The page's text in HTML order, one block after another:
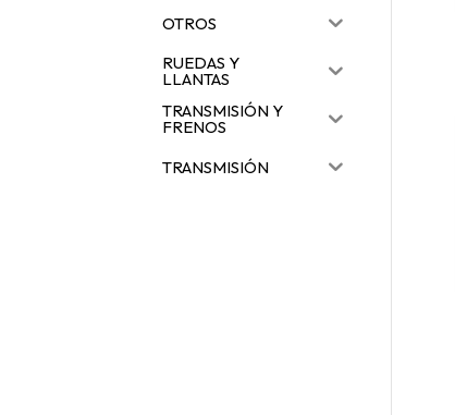
OTROS
RUEDAS Y
LLANTAS
TRANSMISIÓN Y
FRENOS
TRANSMISIÓN